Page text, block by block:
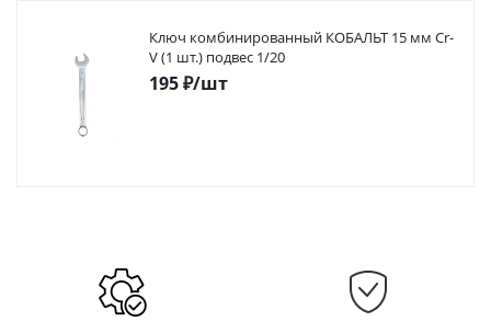
Ключ комбинированный КОБАЛЬТ 15 мм Cr-
V (1 шт.) подвес 1/20
195₽/шт